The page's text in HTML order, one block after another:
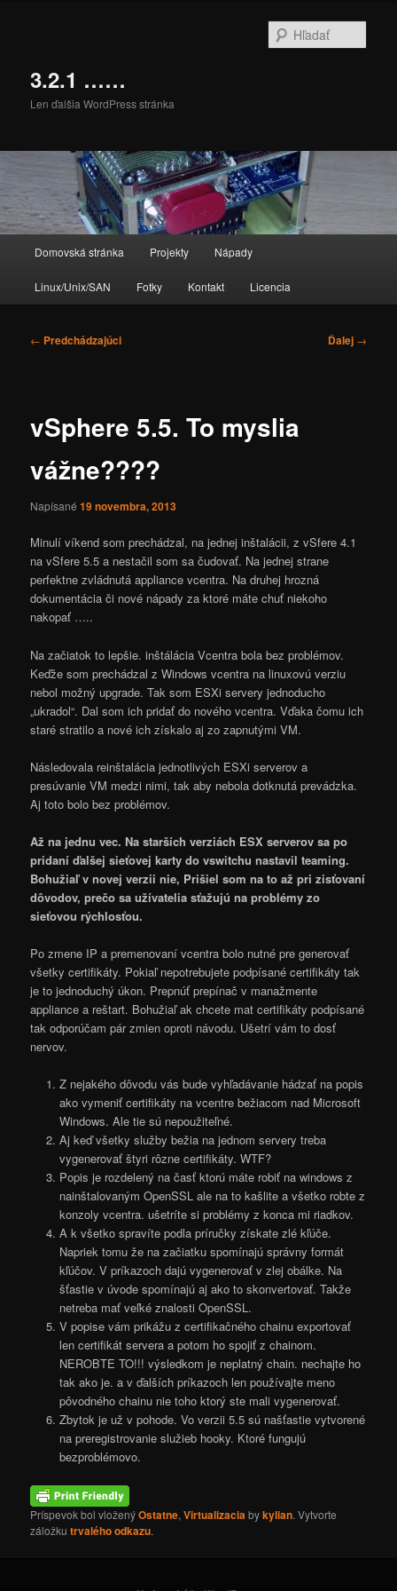
3.2.1 ……
Len ďalšia WordPress stránka
Domovská stránka Projekty Nápady
Linux/Unix/SAN Fotky Kontakt Licencia
Navigácia
← Predchádzajúci Ďalej →
vSphere 5.5. To myslia
vážne????
Napísané19 novembra, 2013
Minulí víkend som prechádzal, na jednej inštalácii, z vSfere 4.1
na vSfere 5.5 a nestačil som sa čudovať. Na jednej strane
perfektne zvládnutá appliance vcentra. Na druhej hrozná
dokumentácia či nové nápady za ktoré máte chuť niekoho
nakopať …..
Na začiatok to lepšie. inštálácia Vcentra bola bez problémov.
Keďže som prechádzal z Windows vcentra na linuxovú verziu
nebol možný upgrade. Tak som ESXi servery jednoducho
„ukradol“. Dal som ich pridať do nového vcentra. Vďaka čomu ich
staré stratilo a nové ich získalo aj zo zapnutými VM.
Následovala reinštalácia jednotlivých ESXi serverov a
presúvanie VM medzi nimi, tak aby nebola dotknutá prevádzka.
Aj toto bolo bez problémov.
Až na jednu vec. Na starších verziách ESX serverov sa po
pridaní ďalšej sieťovej karty do vswitchu nastavil teaming.
Bohužiaľ v novej verzii nie, Prišiel som na to až pri zisťovaní
dôvodov, prečo sa užívatelia sťažujú na problémy zo
sieťovou rýchlosťou.
Po zmene IP a premenovaní vcentra bolo nutné pre generovať
všetky certifikáty. Pokiaľ nepotrebujete podpísané certifikáty tak
je to jednoduchý úkon. Prepnúť prepínač v manažmente
appliance a reštart. Bohužiaľ ak chcete mat certifikáty podpísané
tak odporúčam pár zmien oproti návodu. Ušetrí vám to dosť
nervov.
Z nejakého dôvodu vás bude vyhľadávanie hádzať na popis
ako vymeniť certifikáty na vcentre bežiacom nad Microsoft
Windows. Ale tie sú nepoužiteľné.
Aj keď všetky služby bežia na jednom servery treba
vygenerovať štyri rôzne certifikáty. WTF?
Popis je rozdelený na časť ktorú máte robiť na windows z
nainštalovaným OpenSSL ale na to kašlite a všetko robte z
konzoly vcentra. ušetríte si problémy z konca mi riadkov.
A k všetko spravíte podla príručky získate zlé kľúče.
Napriek tomu že na začiatku spomínajú správny formát
kľúčov. V príkazoch dajú vygenerovať v zlej obálke. Na
šťastie v úvode spomínajú aj ako to skonvertovať. Takže
netreba mať veľké znalosti OpenSSL.
V popise vám prikážu z certifikačného chainu exportovať
len certifikát servera a potom ho spojiť z chainom.
NEROBTE TO!!! výsledkom je neplatný chain. nechajte ho
tak ako je. a v ďalších príkazoch len používajte meno
pôvodného chainu nie toho ktorý ste mali vygenerovať.
Zbytok je už v pohode. Vo verzii 5.5 sú našťastie vytvorené
na preregistrovanie služieb hooky. Ktoré fungujú
bezproblémovo.
Príspevok bol vloženýOstatne,Virtualizaciabykylian. Vytvorte
záložkutrvalého odkazu.